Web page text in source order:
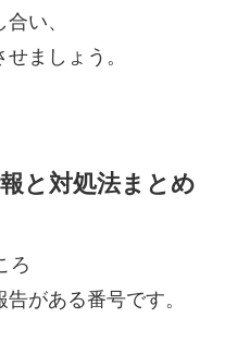
い、
ましょう。
と対処法まとめ
ろ
がある番号です。